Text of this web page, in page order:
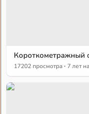
Короткометражный
17202 просмотра · 7 лет